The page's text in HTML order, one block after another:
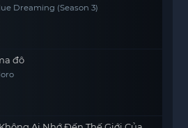
Dreaming (Season 3)
đô